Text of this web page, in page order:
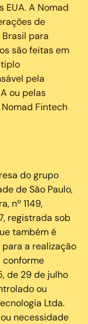
EUA. A Nomad
de
para
são feitas em
pela
ou pelas
Fintech
do grupo
de São Paulo,
nº 1149,
registrada sob
também é
a realização
conforme
de 29 de julho
ou
Ltda.
necessidade